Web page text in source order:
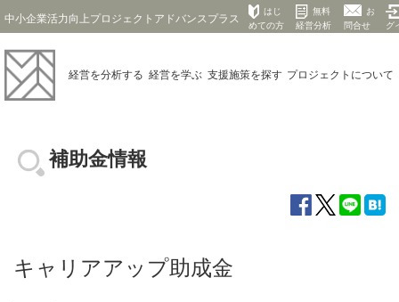
中小企業活力向上プロジェクトアドバンスプラス
はじ
めての方
無料
経営分析
お
問合せ
グ
経営を分析する 経営を学ぶ 支援施策を探す プロジェクト について
補助金情報
キャリアアップ助成金